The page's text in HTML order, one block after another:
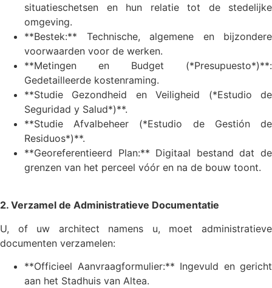
situatieschetsen en hun relatie tot de stedelijke
omgeving.
**Bestek:** Technische, algemene en bijzondere
voorwaarden voor de werken.
**Metingen en Budget (*Presupuesto*)**:
Gedetailleerde kostenraming.
**Studie Gezondheid en Veiligheid (*Estudio de
Seguridad y Salud*)**.
**Studie Afvalbeheer (*Estudio de Gestión de
Residuos*)**.
**Georeferentieerd Plan:** Digitaal bestand dat de
grenzen van het perceel vóór en na de bouw toont.
2. Verzamel de Administratieve Documentatie
U, of uw architect namens u, moet administratieve
documenten verzamelen:
**Officieel Aanvraagformulier:** Ingevuld en gericht
aan het Stadhuis van Altea.